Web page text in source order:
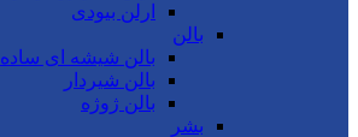
ارلن بیودی
بالن
بالن شیشه ای ساده
بالن شیردار
بالن ژوژه
بشر